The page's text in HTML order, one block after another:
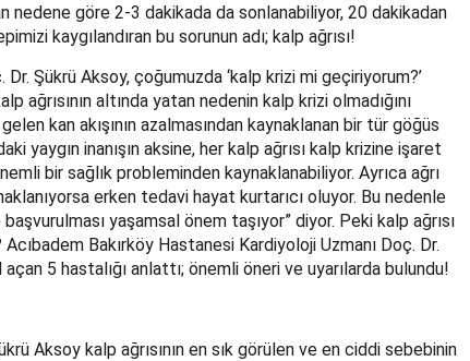
nedene göre 2-3 dakikada da sonlanabiliyor, 20 dakikadan
kaygılandıran bu sorunun adı; kalp ağrısı!
Dr. Şükrü Aksoy, çoğumuzda ‘kalp krizi mi geçiriyorum?’
ağrısının altında yatan nedenin kalp krizi olmadığını
kan akışının azalmasından kaynaklanan bir tür göğüs
yaygın inanışın aksine, her kalp ağrısı kalp krizine işaret
bir sağlık probleminden kaynaklanabiliyor. Ayrıca ağrı
erken tedavi hayat kurtarıcı oluyor. Bu nedenle
yaşamsal önem taşıyor” diyor. Peki kalp ağrısı
Bakırköy Hastanesi Kardiyoloji Uzmanı Doç. Dr.
5 hastalığı anlattı; önemli öneri ve uyarılarda bulundu!
Aksoy kalp ağrısının en sık görülen ve en ciddi sebebinin